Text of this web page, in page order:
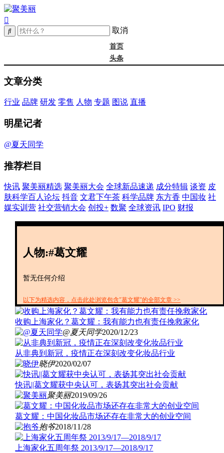
取消
首页
头条
成分
中国妆
实训营
创投+
文章分类
行业 品牌 研发 零售 人物 专题 图说 直播
明星记者
@夏天同学
推荐栏目
快讯 聚美丽精选 聚美丽大会 全球新品速递 成分特辑 谈资 皮
肤科学百人论坛 抖音 文君下午茶 科学品牌 东方香 中国妆 社
媒实训营 社交营销大会 创投+ 数聚 全球资讯 IPO 财报
人物:#葛文耀
暂无任何介绍
以下为精选内容，点击此处浏览包含"葛文耀"的全部文章 >>
收购上海家化？葛文耀：我有能力也有责任挽救家化
@夏天同学2020/12/23
从非典到新冠，疫情正在深刻改变化妆品行业
晓伊2020/02/07
快讯||葛文耀获中央认可，表扬其突出社会贡献
聚美丽2019/09/26
葛文耀：中国化妆品市场还存在非常大的创业空间
抱爷2018/11/28
上海家化五周年祭 2013/9/17—2018/9/17